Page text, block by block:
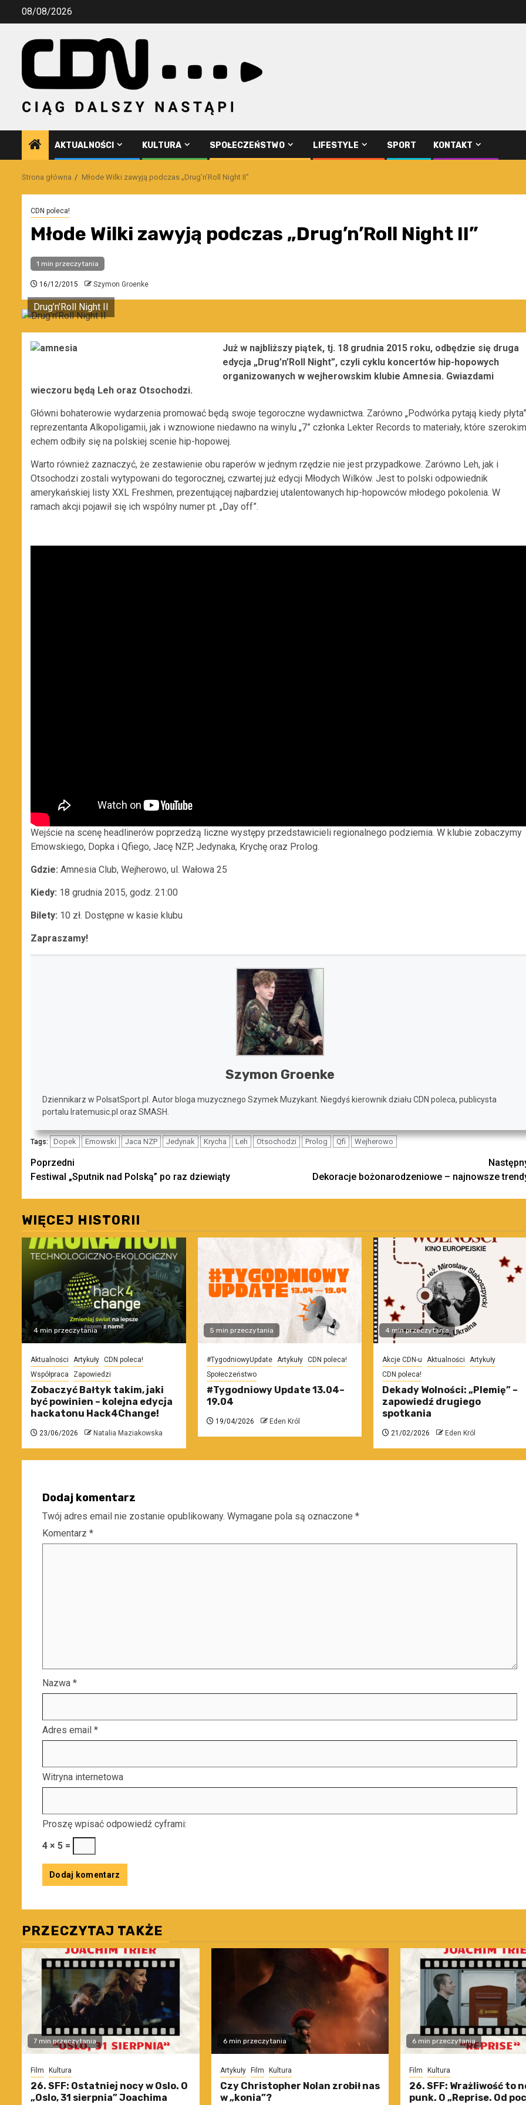
Przejdź08/08/2026
AKTUALNOŚCI KULTURA SPOŁECZEŃSTWO LIFESTYLE SPORT KONTAKT
Strona główna Młode Wilki zawyją podczas „Drug’n’Roll Night II”
CDN poleca!
Młode Wilki zawyją podczas „Drug’n’Roll Night II”
1 min przeczytania
16/12/2015 Szymon Groenke
Drug’n’Roll Night II
Już w najbliższy piątek, tj. 18 grudnia 2015 roku, odbędzie się druga
edycja „Drug’n’Roll Night”, czyli cyklu koncertów hip-hopowych
organizowanych w wejherowskim klubie Amnesia. Gwiazdami
wieczoru będą Leh oraz Otsochodzi.
Główni bohaterowie wydarzenia promować będą swoje tegoroczne wydawnictwa. Zarówno „Podwórka pytają kiedy płyta”
reprezentanta Alkopoligamii, jak i wznowione niedawno na winylu „7” członka Lekter Records to materiały, które szerokim
echem odbiły się na polskiej scenie hip-hopowej.
Warto również zaznaczyć, że zestawienie obu raperów w jednym rzędzie nie jest przypadkowe. Zarówno Leh, jak i
Otsochodzi zostali wytypowani do tegorocznej, czwartej już edycji Młodych Wilków. Jest to polski odpowiednik
amerykańskiej listy XXL Freshmen, prezentującej najbardziej utalentowanych hip-hopowców młodego pokolenia. W
ramach akcji pojawił się ich wspólny numer pt. „Day off”.
Wejście na scenę headlinerów poprzedzą liczne występy przedstawicieli regionalnego podziemia. W klubie zobaczymy
Emowskiego, Dopka i Qfiego, Jacę NZP, Jedynaka, Krychę oraz Prolog.
Gdzie: Amnesia Club, Wejherowo, ul. Wałowa 25
Kiedy: 18 grudnia 2015, godz. 21:00
Bilety: 10 zł. Dostępne w kasie klubu
Zapraszamy!
Szymon Groenke
Dziennikarz w PolsatSport.pl. Autor bloga muzycznego Szymek Muzykant. Niegdyś kierownik działu CDN poleca, publicysta
portalu Iratemusic.pl oraz SMASH.
Tags: Dopek Emowski Jaca NZP Jedynak Krycha Leh Otsochodzi Prolog Qfi Wejherowo
Zobacz
wpisy
Poprzedni
Festiwal „Sputnik nad Polską” po raz dziewiąty
Dekoracje bożonarodzeniowe – najnowsze
WIĘCEJ HISTORII
4 min przeczytania
Aktualności Artykuły CDN poleca!
Współpraca
Zapowiedzi
Zobaczyć Bałtyk takim, jaki
być powinien – kolejna edycja
hackatonu Hack4Change!
23/06/2026 Natalia Maziakowska
5 min przeczytania
#TygodniowyUpdate Artykuły CDN poleca!
Społeczeństwo
#Tygodniowy Update 13.04–
19.04
19/04/2026 Eden Król
4 min przeczytania
Akcje CDN-u Aktualności
Artykuły
CDN poleca!
Dekady Wolności: „Plemię” –
zapowiedź drugiego
spotkania
21/02/2026 Eden Król
Dodaj komentarz
Twój adres email nie zostanie opublikowany. Wymagane pola są oznaczone *
Komentarz *
Nazwa *
Adres email *
Witryna internetowa
Proszę wpisać odpowiedź cyframi:
4 × 5 =
PRZECZYTAJ TAKŻE
7 min przeczytania
Film Kultura
26. SFF: Ostatniej nocy w Oslo. O
„Oslo, 31 sierpnia” Joachima
6 min przeczytania
Artykuły Film Kultura
Czy Christopher Nolan zrobił nas
w „konia”?
6 min przeczytania
Film Kultura
26. SFF: Wrażliwość to
punk. O „Reprise. Od